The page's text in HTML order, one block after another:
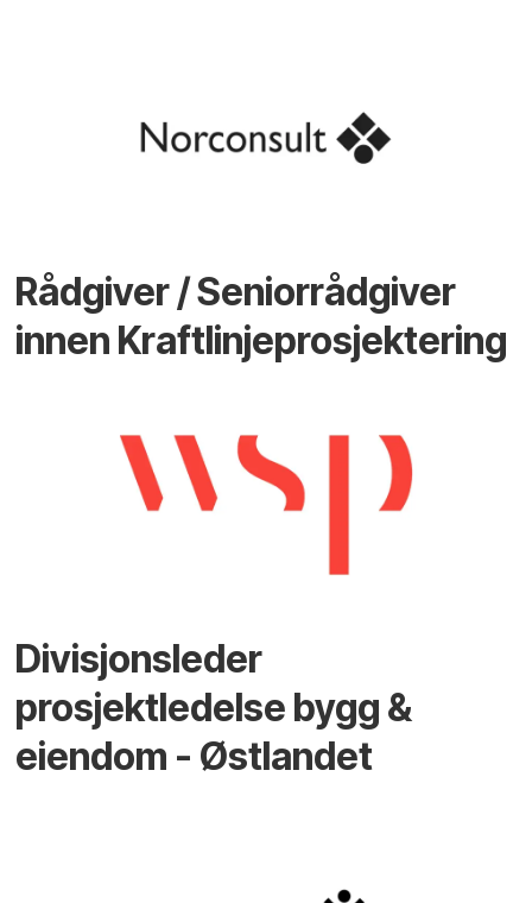
Rådgiver / Seniorrådgiver
innen Kraftlinjeprosjektering
Divisjonsleder
prosjektledelse bygg &
eiendom - Østlandet